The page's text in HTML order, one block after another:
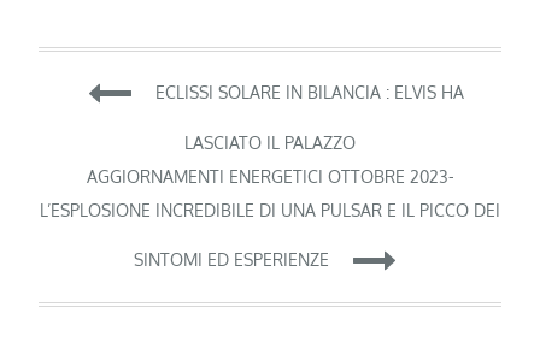
Navigazione
articoli
ECLISSI SOLARE IN BILANCIA : ELVIS HA
LASCIATO IL PALAZZO
AGGIORNAMENTI ENERGETICI OTTOBRE 2023-
L’ESPLOSIONE INCREDIBILE DI UNA PULSAR E IL PICCO DEI
SINTOMI ED ESPERIENZE